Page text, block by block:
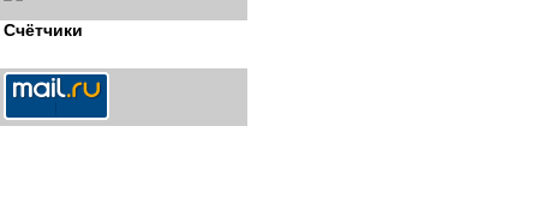
Счётчики